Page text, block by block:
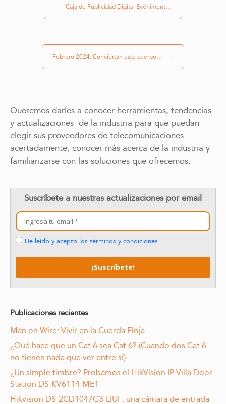
← Caja de Publicidad Digital Evéniment…
Febrero 2024: Conviertan este cuerpo… →
Queremos darles a conocer herramientas, tendencias
y actualizaciones de la industria para que puedan
elegir sus proveedores de telecomunicaciones
acertadamente, conocer más acerca de la industria y
familiarizarse con las soluciones que ofrecemos.
Suscríbete a nuestras actualizaciones por email
He leído y acepto los términos y condiciones.
Publicaciones recientes
Man on Wire: Vivir en la Cuerda Floja
¿Qué hace que un Cat 6 sea Cat 6? (Cuando dos Cat 6
no tienen nada que ver entre sí)
¿Un simple timbre? Probamos el HikVision IP Villa Door
Station DS-KV6114-ME1
Hikvision DS-2CD1047G3-LIUF: una cámara de entrada